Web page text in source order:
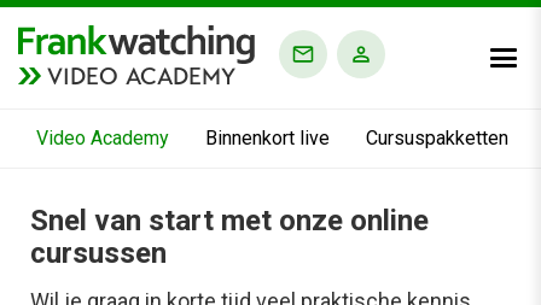
VIDEO ACADEMY
Video Academy Binnenkort live Cursuspakketten
Snel van start met onze online
cursussen